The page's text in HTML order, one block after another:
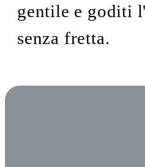
gentile e goditi
senza fretta.